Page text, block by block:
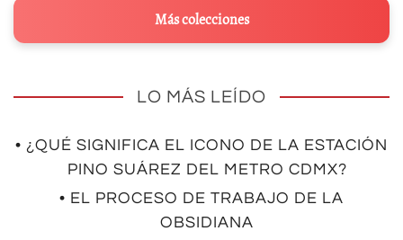
Más colecciones
LO MÁS LEÍDO
• ¿QUÉ SIGNIFICA EL ICONO DE LA ESTACIÓN
PINO SUÁREZ DEL METRO CDMX?
• EL PROCESO DE TRABAJO DE LA
OBSIDIANA